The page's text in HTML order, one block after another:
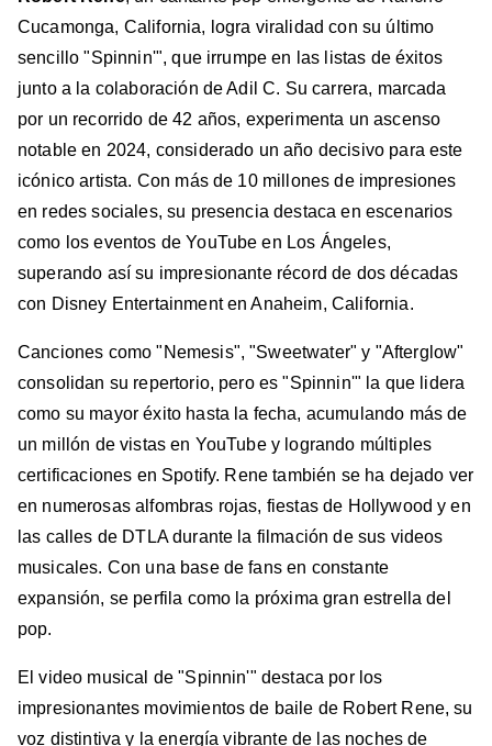
Cucamonga, California, logra viralidad con su último
sencillo "Spinnin'", que irrumpe en las listas de éxitos
junto a la colaboración de Adil C. Su carrera, marcada
por un recorrido de 42 años, experimenta un ascenso
notable en 2024, considerado un año decisivo para este
icónico artista. Con más de 10 millones de impresiones
en redes sociales, su presencia destaca en escenarios
como los eventos de YouTube en Los Ángeles,
superando así su impresionante récord de dos décadas
con Disney Entertainment en Anaheim, California.
Canciones como "Nemesis", "Sweetwater" y "Afterglow"
consolidan su repertorio, pero es "Spinnin'" la que lidera
como su mayor éxito hasta la fecha, acumulando más de
un millón de vistas en YouTube y logrando múltiples
certificaciones en Spotify. Rene también se ha dejado ver
en numerosas alfombras rojas, fiestas de Hollywood y en
las calles de DTLA durante la filmación de sus videos
musicales. Con una base de fans en constante
expansión, se perfila como la próxima gran estrella del
pop.
El video musical de "Spinnin'" destaca por los
impresionantes movimientos de baile de Robert Rene, su
voz distintiva y la energía vibrante de las noches de